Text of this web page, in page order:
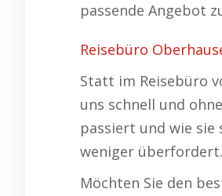
passende Angebot
Reisebüro
Statt im Reisebüro
uns schnell und
passiert und wie sie
weniger überfordert.
Möchten Sie den